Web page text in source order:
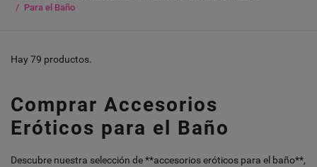
Para el Baño
Hay 79 productos.
Comprar Accesorios
Eróticos para el Baño
Descubre nuestra selección de **accesorios eróticos para el baño**,